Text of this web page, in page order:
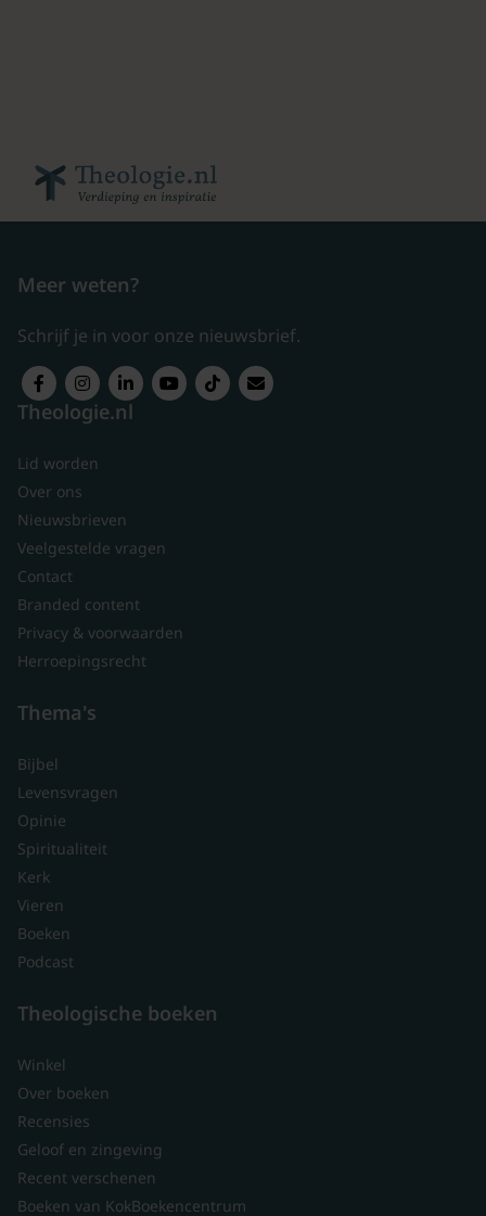
Meer weten?
Schrijf je in voor onze nieuwsbrief.
Theologie.nl
Lid worden
Over ons
Nieuwsbrieven
Veelgestelde vragen
Contact
Branded content
Privacy & voorwaarden
Herroepingsrecht
Thema's
Bijbel
Levensvragen
Opinie
Spiritualiteit
Kerk
Vieren
Boeken
Podcast
Theologische boeken
Winkel
Over boeken
Recensies
Geloof en zingeving
Recent verschenen
Boeken van KokBoekencentrum